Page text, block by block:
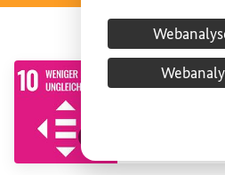
Dienstes „Matomo“
Bundesministeriums
Entwicklung und
Diese Einwilligung ist
jederzeit für die
Verwandte Inhalte
SDG10: